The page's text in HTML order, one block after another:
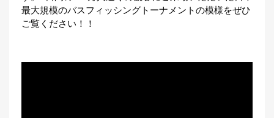
最大規模のバスフィッシングトーナメントの模様をぜひ
ご覧ください！！